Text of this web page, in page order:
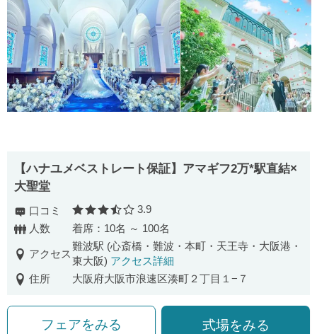
【ハナユメベストレート保証】アマギフ2万*駅直結×
大聖堂
口コミ 口コミ評価
3.9
人数
着席：10名 ～ 100名
アクセス
難波駅 (心斎橋・難波・本町・天王寺・大阪港・
東大阪) アクセス詳細
住所
大阪府大阪市浪速区湊町２丁目１−７
フェアをみる 式場をみる